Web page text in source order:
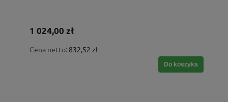
1 024,00 zł
Cena netto: 832,52 zł
Do koszyka